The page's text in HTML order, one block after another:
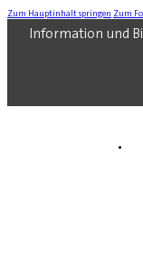
Zum Hauptinhalt springen Zum
Information und